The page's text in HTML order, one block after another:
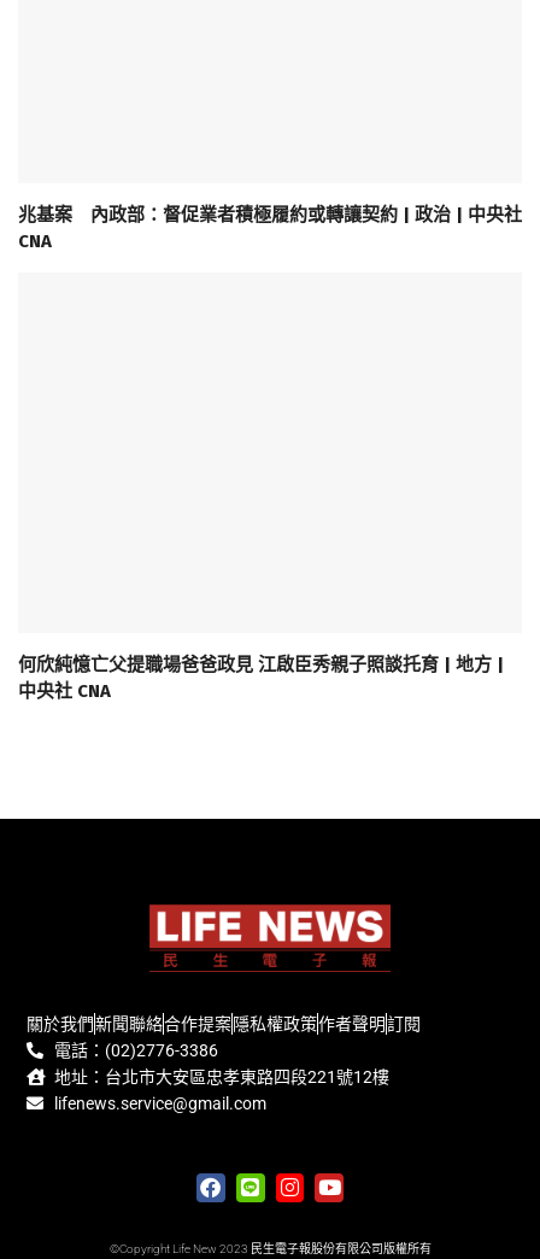
兆基案 內政部：督促業者積極履約或轉讓契約 | 政治 | 中央社
CNA
何欣純憶亡父提職場爸爸政見 江啟臣秀親子照談托育 | 地方 |
中央社 CNA
關於我們新聞聯絡合作提案隱私權政策作者聲明訂閱
電話：(02)2776-3386
地址：台北市大安區忠孝東路四段221號12樓
lifenews.service@gmail.com
©Copyright Life New 2023 民生電子報股份有限公司版權所有